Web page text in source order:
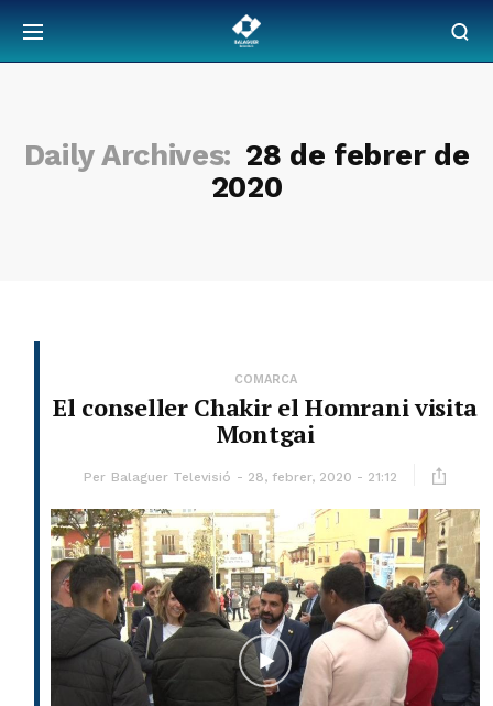
Daily Archives: 28 de febrer de
2020
COMARCA
El conseller Chakir el Homrani visita
Montgai
Per Balaguer Televisió 28, febrer, 2020 - 21:12